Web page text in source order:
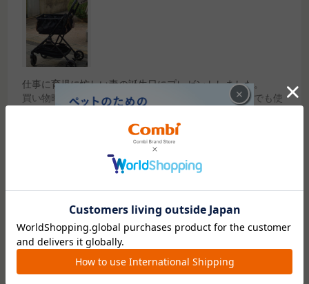
仕事に育児に忙しい妻の誕生日にプレゼントしました。
買い物時の重さから解放され、コンパクトでお店の中でも使
デザインがシックでカッコイイところも喜ばれました＼(^o^)
続きを読む
参考になった 8
2024.11.6
×